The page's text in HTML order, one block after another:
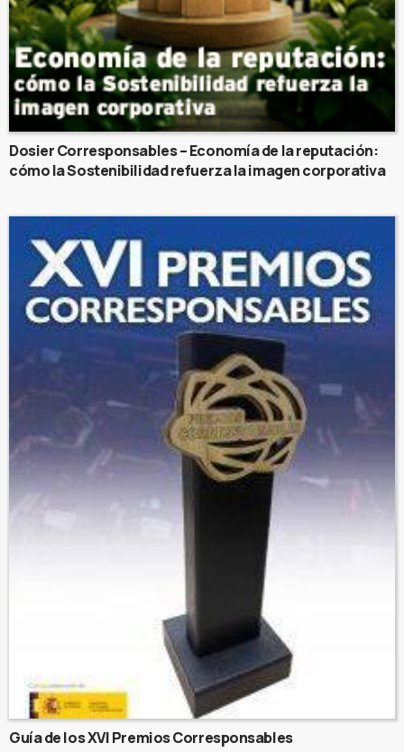
Dosier Corresponsables – Economía de la reputación:
cómo la Sostenibilidad refuerza la imagen corporativa
Guía de los XVI Premios Corresponsables